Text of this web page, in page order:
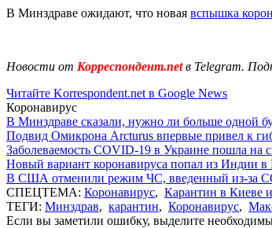
В Минздраве ожидают, что новая вспышка
Новости от Корреспондент.netв Telegram.
Читайте Korrespondent.net в Google News
Коронавирус
В Минздраве сказали, нужно ли больше одной
Подвид Омикрона Arcturus впервые привел к
Заболеваемость COVID-19 в Украине пошла на
Новый вариант коронавируса попал из Индии в
В США отменили режим ЧС, введенный из-за
СПЕЦТЕМА: Коронавирус, Карантин в Киеве
ТЕГИ: Минздрав, карантин, Коронавирус,
Если вы заметили ошибку, выделите